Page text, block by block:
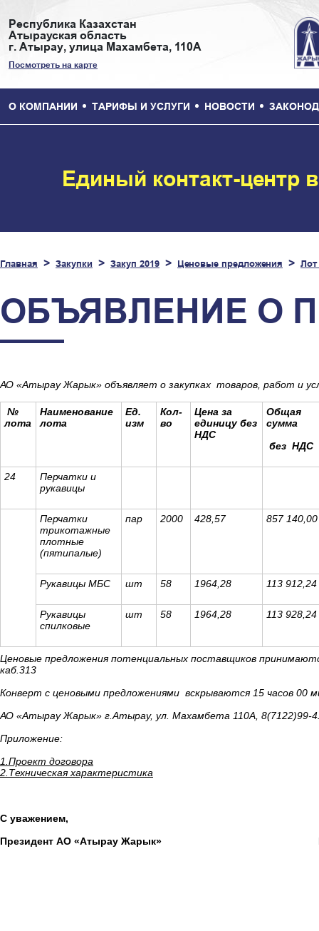
Республика Казахстан
Атырауская область
г. Атырау, улица Махамбета, 110А
Посмотреть на карте
О КОМПАНИИ ТАРИФЫ И УСЛУГИ НОВОСТИ
Единый контакт-центр
Главная Закупки Закуп 2019 Ценовые предложения
ОБЪЯВЛЕНИЕ О
АО «Атырау Жарык» объявляет о закупках товаров, работ и
№
лота
Наименование
лота
Ед.
изм
Кол-
во
Цена за
единицу без
НДС
Общая
сумма
без НДС
24
Перчатки и
рукавицы
Перчатки
трикотажные
плотные
(пятипалые)
пар 2000 428,57 857 140,00
Рукавицы МБС шт 58 1964,28 113 912,24
Рукавицы
спилковые
шт 58 1964,28 113 928,24
Ценовые предложения потенциальных поставщиков
каб.313
Конверт с ценовыми предложениями вскрываются 15 часов
АО «Атырау Жарык» г.Атырау, ул. Махамбета 110А, 8(7122)99-
Приложение:
1.Проект договора
2.Техническая характеристика
С уважением,
Президент АО «Атырау Жарык»